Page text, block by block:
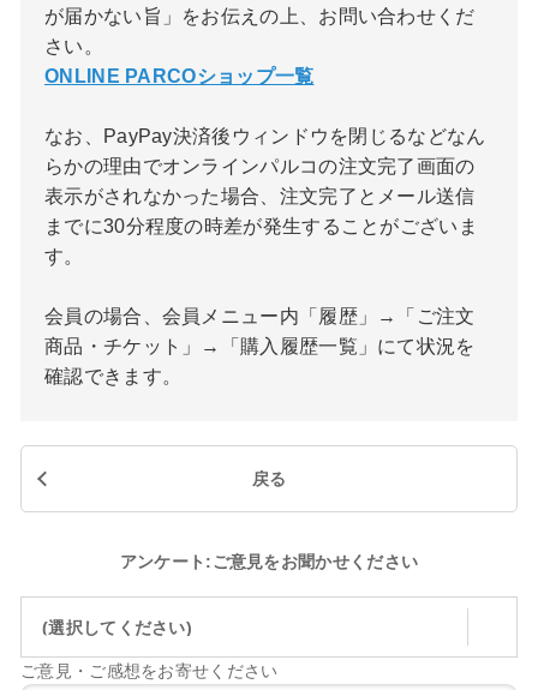
が届かない旨」をお伝えの上、お問い合わせくだ
さい。
ONLINE PARCOショップ一覧
なお、PayPay決済後ウィンドウを閉じるなどなん
らかの理由でオンラインパルコの注文完了画面の
表示がされなかった場合、注文完了とメール送信
までに30分程度の時差が発生することがございま
す。
会員の場合、会員メニュー内「履歴」→「ご注文
商品・チケット」→「購入履歴一覧」にて状況を
確認できます。
戻る
アンケート:ご意見をお聞かせください
(選択してください)
ご意見・ご感想をお寄せください